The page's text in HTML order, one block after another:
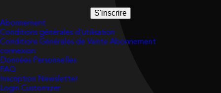
S'inscrire
Abonnement
Conditions générales d’utilisation
Conditions Générales de Vente Abonnement
connexion
Données Personnelles
FAQ
Inscription Newsletter
Login Customizer